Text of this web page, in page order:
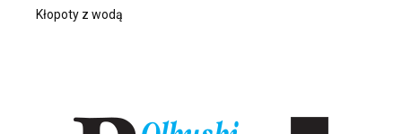
Kłopoty z wodą